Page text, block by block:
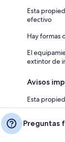
Esta
efectivo
Hay formas
El
extintor de
Avisos
Esta
Preguntas